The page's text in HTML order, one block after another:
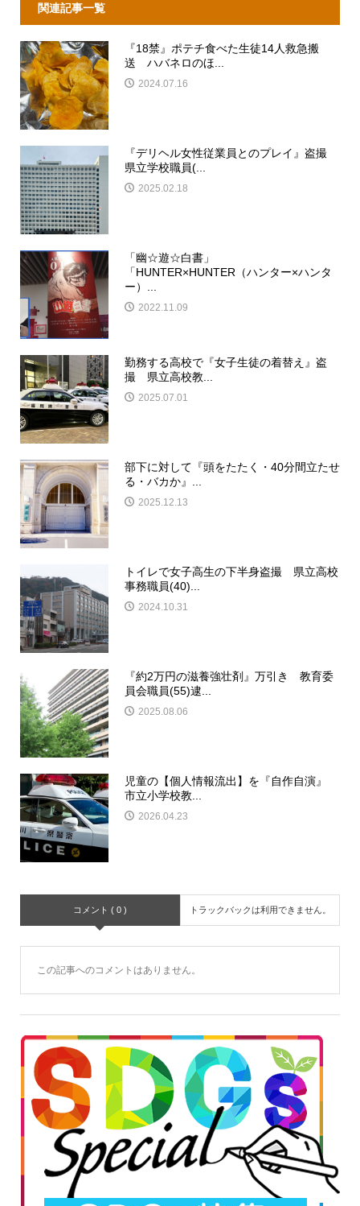
関連記事一覧
『18禁』ポテチ食べた生徒14人救急搬
送 ハバネロのほ...
2024.07.16
『デリヘル女性従業員とのプレイ』盗撮
県立学校職員(...
2025.02.18
「幽☆遊☆白書」
「HUNTER×HUNTER（ハンター×ハンタ
ー）...
2022.11.09
勤務する高校で『女子生徒の着替え』盗
撮 県立高校教...
2025.07.01
部下に対して『頭をたたく・40分間立たせ
る・バカか』...
2025.12.13
トイレで女子高生の下半身盗撮 県立高校
事務職員(40)...
2024.10.31
『約2万円の滋養強壮剤』万引き 教育委
員会職員(55)逮...
2025.08.06
児童の【個人情報流出】を『自作自演』
市立小学校教...
2026.04.23
コメント ( 0 ) トラックバックは利用できません。
この記事へのコメントはありません。